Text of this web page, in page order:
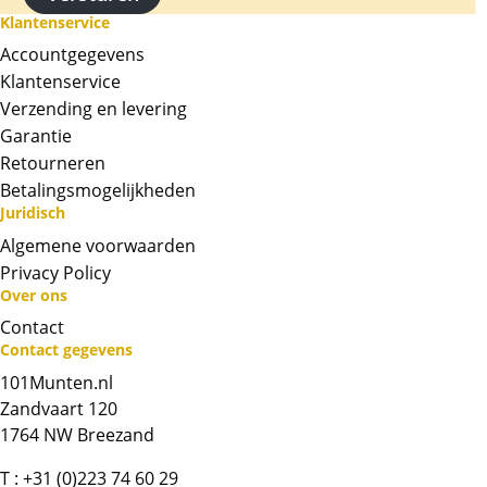
Kwaliteit
Doordat de munten in een originele
muntcapsule worden geleverd, zijn de munten
vrijwel altijd onbeschadigd. De capsule kan
BTW
Dit product wordt onder de margeregel
verhandeld. Dit houdt in dat wij btw afdragen
over de marge die wij behalen op dit product.
De btw mag hierdoor door ons niet op de
Chat met ons
Klantenservice
Accountgegevens
Klantenservice
Verzending en levering
Garantie
Retourneren
Betalingsmogelijkheden
Juridisch
Algemene voorwaarden
Privacy Policy
Over ons
Contact
Contact gegevens
101Munten.nl
Zandvaart 120
1764 NW Breezand
T : +31 (0)223 74 60 29